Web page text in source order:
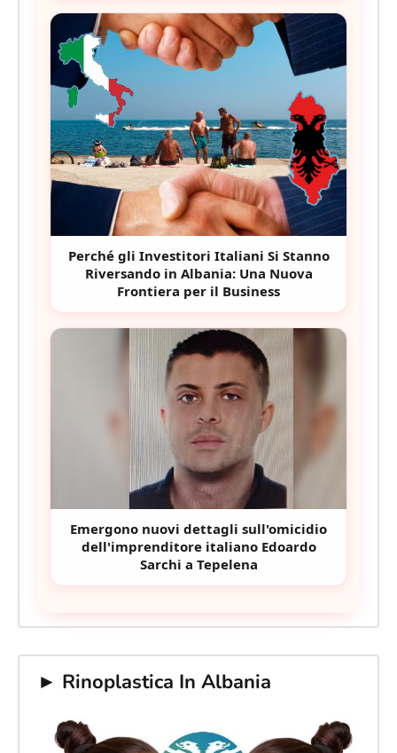
Perché gli Investitori Italiani Si Stanno
Riversando in Albania: Una Nuova
Frontiera per il Business
Emergono nuovi dettagli sull'omicidio
dell'imprenditore italiano Edoardo
Sarchi a Tepelena
► Rinoplastica In Albania